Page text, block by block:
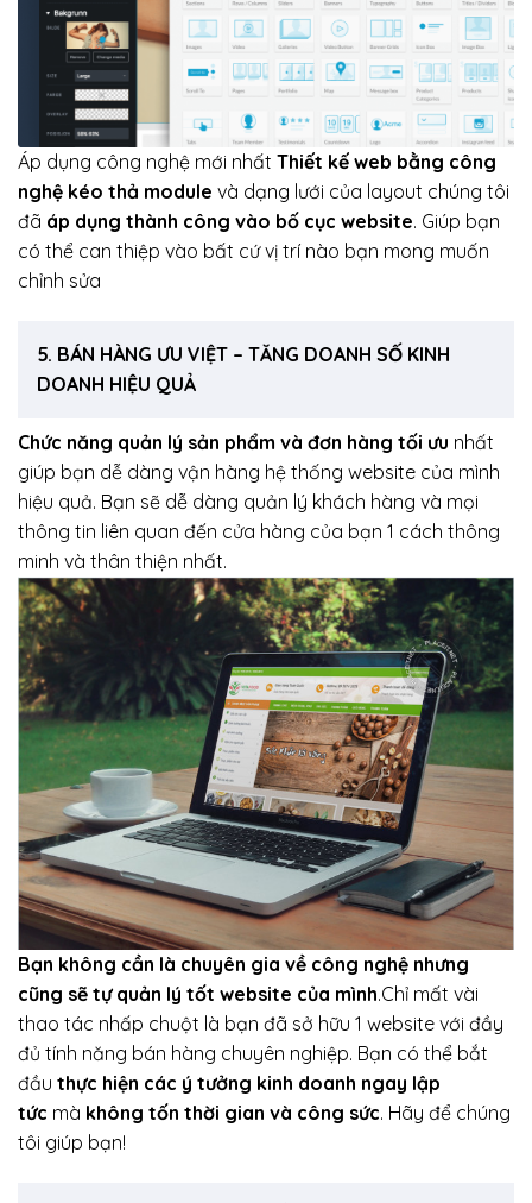
Áp dụng công nghệ mới nhất Thiết kế web bằng công
nghệ kéo thả module và dạng lưới của layout chúng tôi
đã áp dụng thành công vào bố cục website. Giúp bạn
có thể can thiệp vào bất cứ vị trí nào bạn mong muốn
chỉnh sửa
5. BÁN HÀNG ƯU VIỆT – TĂNG DOANH SỐ KINH
DOANH HIỆU QUẢ
Chức năng quản lý sản phẩm và đơn hàng tối ưu nhất
giúp bạn dễ dàng vận hàng hệ thống website của mình
hiệu quả. Bạn sẽ dễ dàng quản lý khách hàng và mọi
thông tin liên quan đến cửa hàng của bạn 1 cách thông
minh và thân thiện nhất.
Bạn không cần là chuyên gia về công nghệ nhưng
cũng sẽ tự quản lý tốt website của mình.Chỉ mất vài
thao tác nhấp chuột là bạn đã sở hữu 1 website với đầy
đủ tính năng bán hàng chuyên nghiệp. Bạn có thể bắt
đầu thực hiện các ý tưởng kinh doanh ngay lập
tức mà không tốn thời gian và công sức. Hãy để chúng
tôi giúp bạn!